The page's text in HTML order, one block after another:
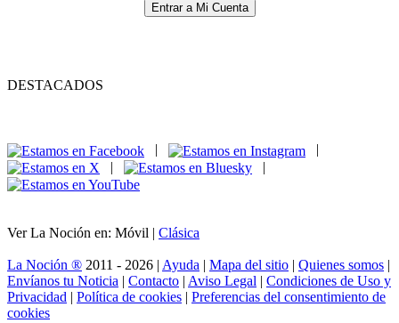
Entrar a Mi Cuenta
DESTACADOS
|
|
|
|
Ver La Noción en: Móvil | Clásica
La Noción ® 2011 - 2026 | Ayuda | Mapa del sitio | Quienes somos |
Envíanos tu Noticia | Contacto | Aviso Legal | Condiciones de Uso y
Privacidad | Política de cookies | Preferencias del consentimiento de
cookies